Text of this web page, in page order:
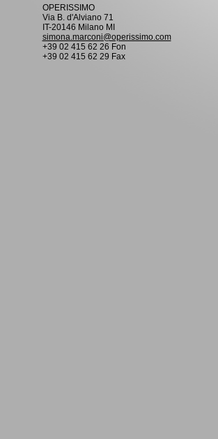
OPERISSIMO
Via B. d'Alviano 71
IT-20146 Milano MI
simona.marconi@operissimo.com
+39 02 415 62 26 Fon
+39 02 415 62 29 Fax